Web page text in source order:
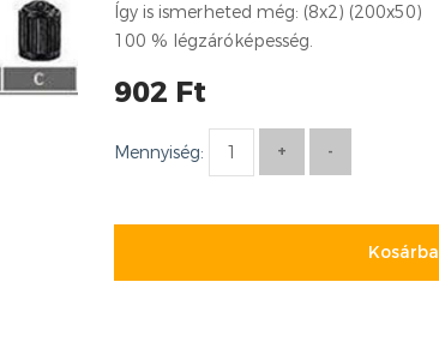
Így is ismerheted még: (8x2) (200x50)
100 % légzáróképesség.
902 Ft
Mennyiség:
Kosárba